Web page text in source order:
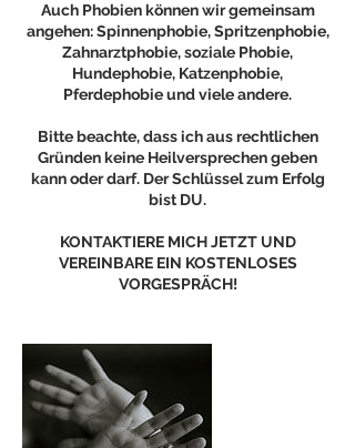
Auch Phobien können wir gemeinsam
angehen: Spinnenphobie, Spritzenphobie,
Zahnarztphobie, soziale Phobie,
Hundephobie, Katzenphobie,
Pferdephobie und viele andere.
Bitte beachte, dass ich aus rechtlichen
Gründen keine Heilversprechen geben
kann oder darf. Der Schlüssel zum Erfolg
bist DU.
KONTAKTIERE MICH JETZT UND
VEREINBARE EIN KOSTENLOSES
VORGESPRÄCH!